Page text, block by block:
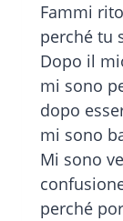
Fammi
perché tu
Dopo il
mi sono
dopo
mi sono
Mi sono
perché